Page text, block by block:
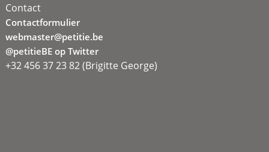
Contact
Contactformulier
webmaster@petitie.be
@petitieBE op Twitter
+32 456 37 23 82 (Brigitte George)